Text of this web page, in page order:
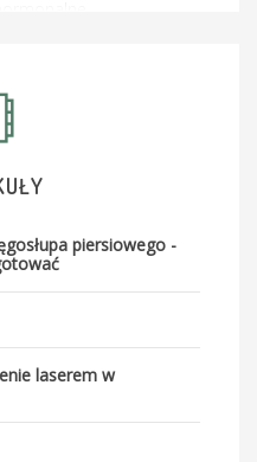
rodnego - operacje
- leczenie
i leczenie
piersiowego -
laserem w